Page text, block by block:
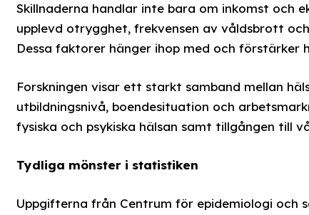
Skillnaderna handlar inte bara om inkomst och
upplevd otrygghet, frekvensen av våldsbrott
Dessa faktorer hänger ihop med och förstärker
Forskningen visar ett starkt samband mellan
utbildningsnivå, boendesituation och
fysiska och psykiska hälsan samt tillgången till
Tydliga mönster i statistiken
Uppgifterna från Centrum för epidemiologi och